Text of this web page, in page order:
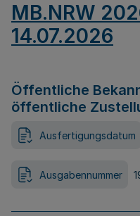
MB.NRW
14.07.2026
Öffentliche
öffentliche
Ausfertigungsdatum
Ausgabennummer